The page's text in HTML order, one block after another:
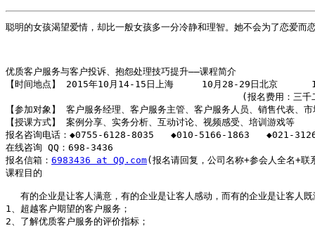
聪明的女孩渴望爱情，却比一般女孩多一分冷静和理智。她不会为了恋爱
优质客户服务与客户投诉、抱怨处理技巧提升——课程简介
【时间地点】 2015年10月14-15日上海     10月28-29日北京
(报名费用：三千
【参加对象】 客户服务经理、客户服务主管、客户服务人员、销售代表、
【授课方式】 案例分享、实务分析、互动讨论、视频感受、培训游戏等
报名咨询电话：◆0755-6128-8035   ◆010-5166-1863   ◆021-
在线咨询 QQ：698-3436
报名信箱： 6983436 at QQ.com(报名请回复，公司名称+参会人全名+联
课程目的
有的企业是让客人满意，有的企业是让客人感动，而有的企业是让客人
1、超越客户期望的客户服务；
2、了解优质客户服务的评价指标；